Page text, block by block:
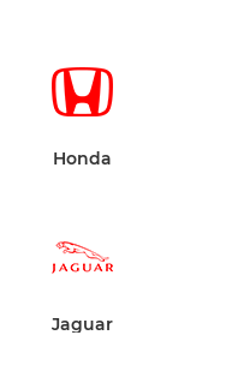
Honda
Jaguar